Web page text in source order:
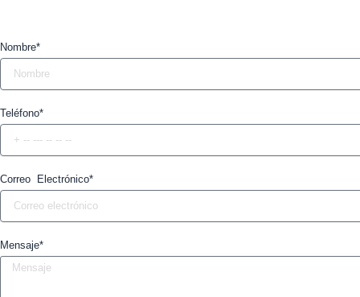
Nombre*
Teléfono*
Correo Electrónico*
Mensaje*